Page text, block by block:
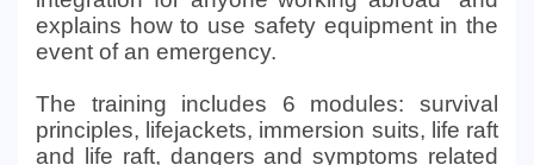
explains how to use safety equipment in the
event of an emergency.
The training includes 6 modules: survival
principles, lifejackets, immersion suits, life raft
and life raft, dangers and symptoms related